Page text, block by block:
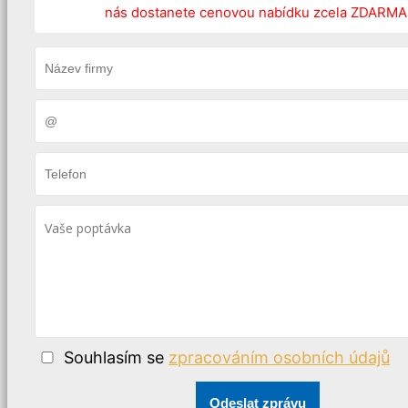
nás dostanete cenovou nabídku zcela
Souhlasím se zpracováním osobních údajů
Odeslat zprávu